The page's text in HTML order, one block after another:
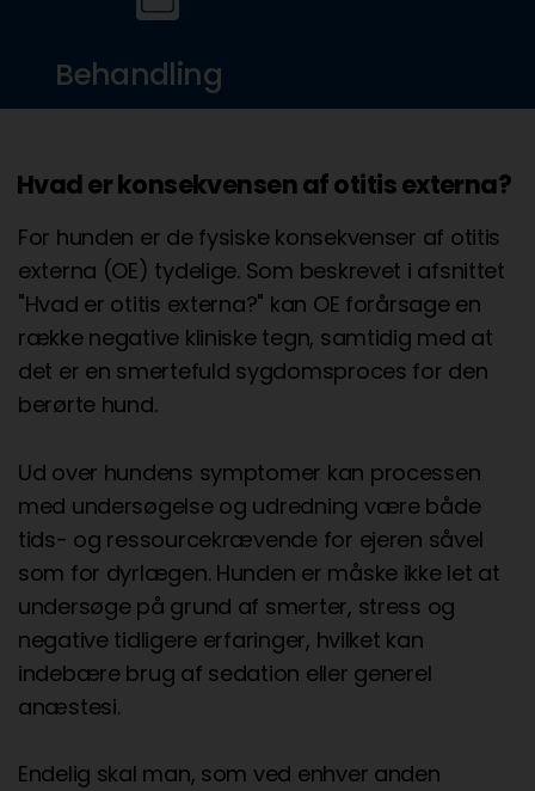
Behandling
Hvad er konsekvensen af otitis externa?
For hunden er de fysiske konsekvenser af otitis
externa (OE) tydelige. Som beskrevet i afsnittet
"Hvad er otitis externa?" kan OE forårsage en
række negative kliniske tegn, samtidig med at
det er en smertefuld sygdomsproces for den
berørte hund.
Ud over hundens symptomer kan processen
med undersøgelse og udredning være både
tids- og ressourcekrævende for ejeren såvel
som for dyrlægen. Hunden er måske ikke let at
undersøge på grund af smerter, stress og
negative tidligere erfaringer, hvilket kan
indebære brug af sedation eller generel
anæstesi.
Endelig skal man, som ved enhver anden